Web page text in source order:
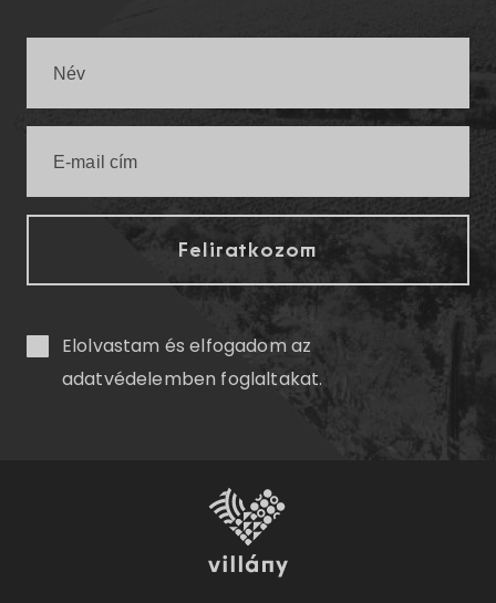
Elolvastam és elfogadom az
adatvédelemben foglaltakat.